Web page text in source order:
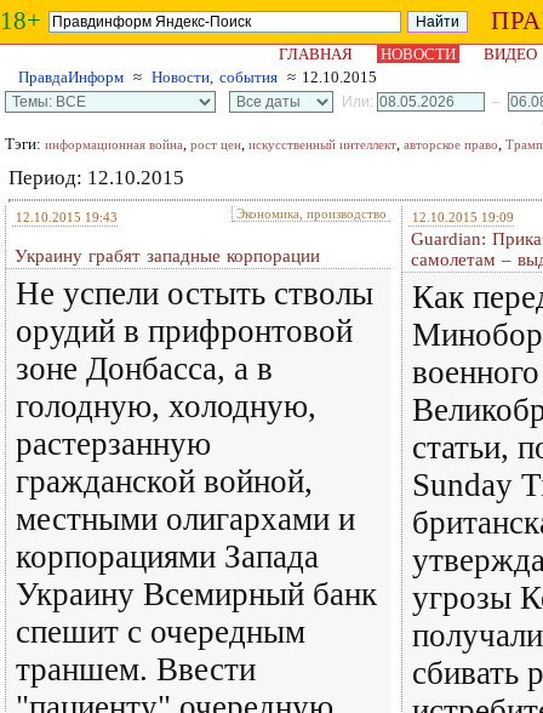
18+
ГЛАВНАЯ НОВОСТИ
ВИДЕО
ПравдаИнформ ≈ Новости, события ≈ 12.10.2015
Или:
–
Тэги: информационная война, рост цен, искусственный интеллект, авторское право, Трамп
Период: 12.10.2015
12.10.2015 19:43 Экономика, производство
Украину грабят западные корпорации
Не успели остыть стволы
орудий в прифронтовой
зоне Донбасса, а в
голодную, холодную,
растерзанную
гражданской войной,
местными олигархами и
корпорациями Запада
Украину Всемирный банк
спешит с очередным
траншем. Ввести
12.10.2015 19:09
Guardian:
самолетам –
Как
статьи,
Sunday
угрозы
сбивать